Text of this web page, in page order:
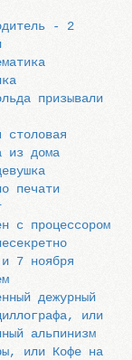
- 2
призывали
столовая
из дома
печати
с процессором
7 ноября
дежурный
или
альпинизм
или Кофе на